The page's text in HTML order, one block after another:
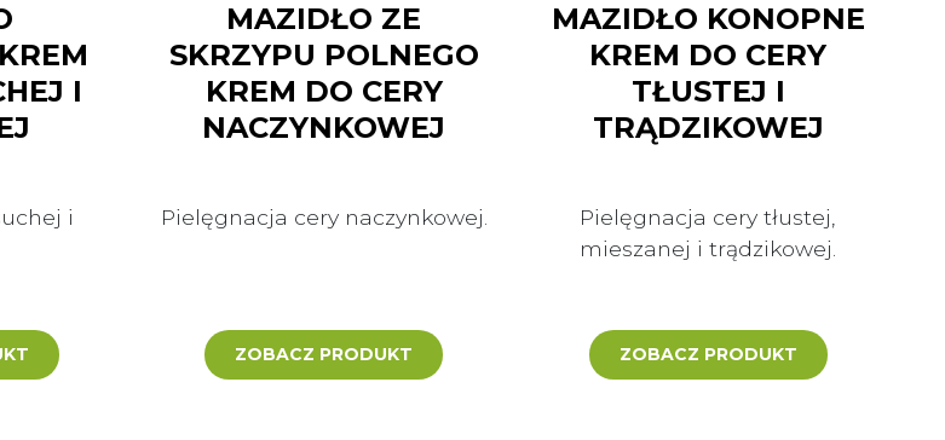
I
i
MAZIDŁO ZE
SKRZYPU POLNEGO
KREM DO CERY
NACZYNKOWEJ
Pielęgnacja cery naczynkowej.
ZOBACZ PRODUKT
MAZIDŁO KONOPNE
KREM DO CERY
TŁUSTEJ I
TRĄDZIKOWEJ
Pielęgnacja cery tłustej,
mieszanej i trądzikowej.
ZOBACZ PRODUKT